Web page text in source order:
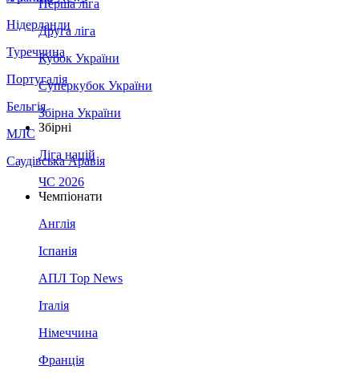
Нідерланди
Туреччина
Португалія
Бельгія
МЛС
Саудівська Аравія
Перша ліга
Друга ліга
Кубок України
Суперкубок України
Збірна України
Збірні
Ліга націй
ЧС 2026
Чемпіонати
Англія
Іспанія
АПЛ Top News
Італія
Німеччина
Франція